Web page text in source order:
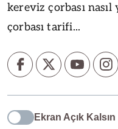
kereviz çorbası
çorbası tarifi...
Ekran Açık Kalsın